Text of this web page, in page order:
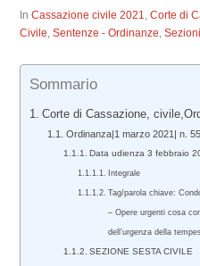
InCassazione civile 2021,Corte di
Civile,Sentenze - Ordinanze,
Sommario
Corte di Cassazione,
Ordinanza|1 marzo 2021| n.
Data udienza 3 febbraio
Integrale
Tag/parola chiave:
– Opere urgenti cosa
dell’urgenza della
SEZIONE SESTA CIVILE